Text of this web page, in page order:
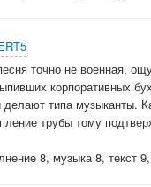
точно не военная,
корпоративных
делают типа музыканты.
трубы тому
8, музыка 8, текст